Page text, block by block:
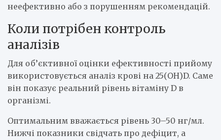
неефективно або з порушенням рекомендацій.
Коли потрібен контроль
аналізів
Для об’єктивної оцінки ефективності прийому
використовується аналіз крові на 25(OH)D. Саме
він показує реальний рівень вітаміну D в
організмі.
Оптимальним вважається рівень 30–50 нг/мл.
Нижчі показники свідчать про дефіцит, а